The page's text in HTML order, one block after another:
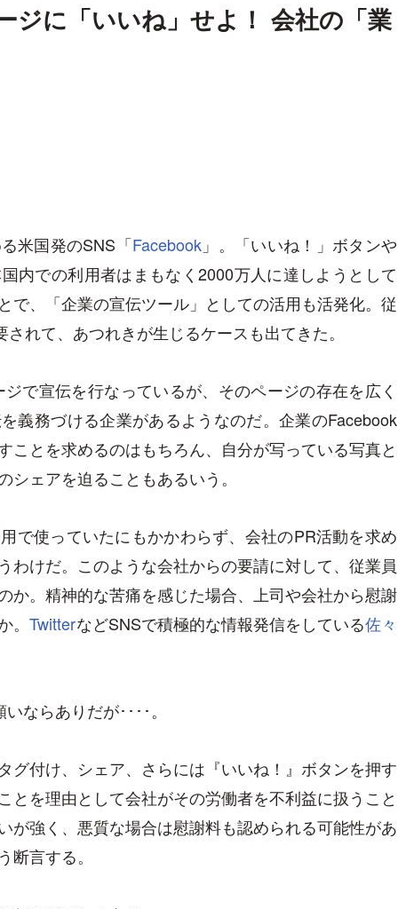
ジに「いいね」せよ！ 会社の「業
米国発のSNS「Facebook 」。「いいね！」ボタンや
内での利用者はまもなく2000万人に達しようとして
で、「企業の宣伝ツール」としての活用も活発化。従
れて、あつれきが生じるケースも出てきた。
で宣伝を行なっているが、そのページの存在を広く
義務づける企業があるようなのだ。企業のFacebook
ことを求めるのはもちろん、自分が写っている写真と
ェアを迫ることもあるいう。
で使っていたにもかかわらず、会社のPR活動を求め
わけだ。このような会社からの要請に対して、従業員
か。精神的な苦痛を感じた場合、上司や会社から慰謝
。TwitterなどSNSで積極的な情報発信をしている佐々
ならありだが････。
グ付け、シェア、さらには『いいね！』ボタンを押す
とを理由として会社がその労働者を不利益に扱うこと
が強く、悪質な場合は慰謝料も認められる可能性があ
言する。